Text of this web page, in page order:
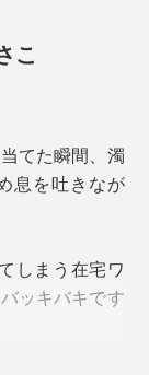
かっているよ
こ
てた瞬間、濁
息を吐きなが
しまう在宅ワ
ッキバキです